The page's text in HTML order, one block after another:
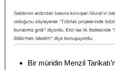
Bir müridin Menzil